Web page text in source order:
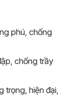
phú, chống
chống trầy
trọng, hiện đại,